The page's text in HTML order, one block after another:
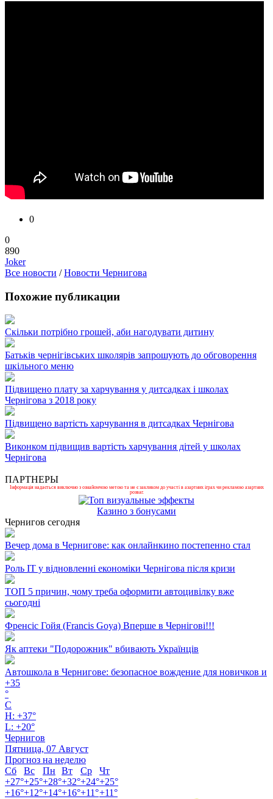
0
0
890
Joker
Все новости /Новости Чернигова
Похожие публикации
Скільки потрібно грошей, аби нагодувати дитину
Батьків чернігівських школярів запрошують до обговорення
шкільного меню
Підвищено плату за харчування у дитсадках і школах
Чернігова з 2018 року
Підвищено вартість харчування в дитсадках Чернігова
Виконком підвищив вартість харчування дітей у школах
Чернігова
ПАРТНЕРЫ
Інформація надається виключно з ознайомчою метою та не є закликом до участі в азартних іграх чи рекламою азартних
розваг.
Казино з бонусами
Чернигов сегодня
Вечер дома в Чернигове: как онлайнкино постепенно стал
Роль ІТ у відновленні економіки Чернігова після кризи
ТОП 5 причин, чому треба оформити автоцивілку вже
сьогодні
Френсіс Гойя (Francis Goya) Вперше в Чернігові!!!
Як аптеки "Подорожник" вбивають Українців
Автошкола в Чернигове: безопасное вождение для новичков и
+35
°
C
H: +37°
L: +20°
Чернигов
Пятница, 07 Август
Прогноз на неделю
Сб
Вс Пн Вт Ср
Чт
+27°+25°+28°+32°+24°+25°
+16°+12°+14°+16°+11°+11°